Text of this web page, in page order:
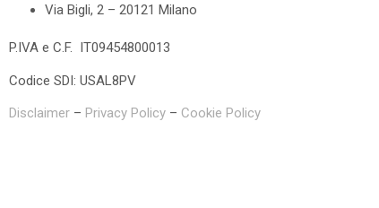
Via Bigli, 2 – 20121 Milano
P.IVA e C.F. IT09454800013
Codice SDI: USAL8PV
Disclaimer – Privacy Policy – Cookie Policy